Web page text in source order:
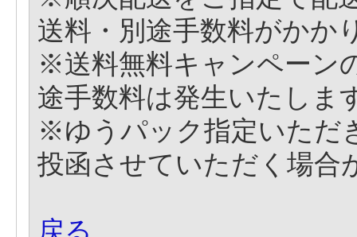
送料・別途手数料がかか
※送料無料キャンペーン
途手数料は発生いたしま
※ゆうパック指定いただ
投函させていただく場合
戻る